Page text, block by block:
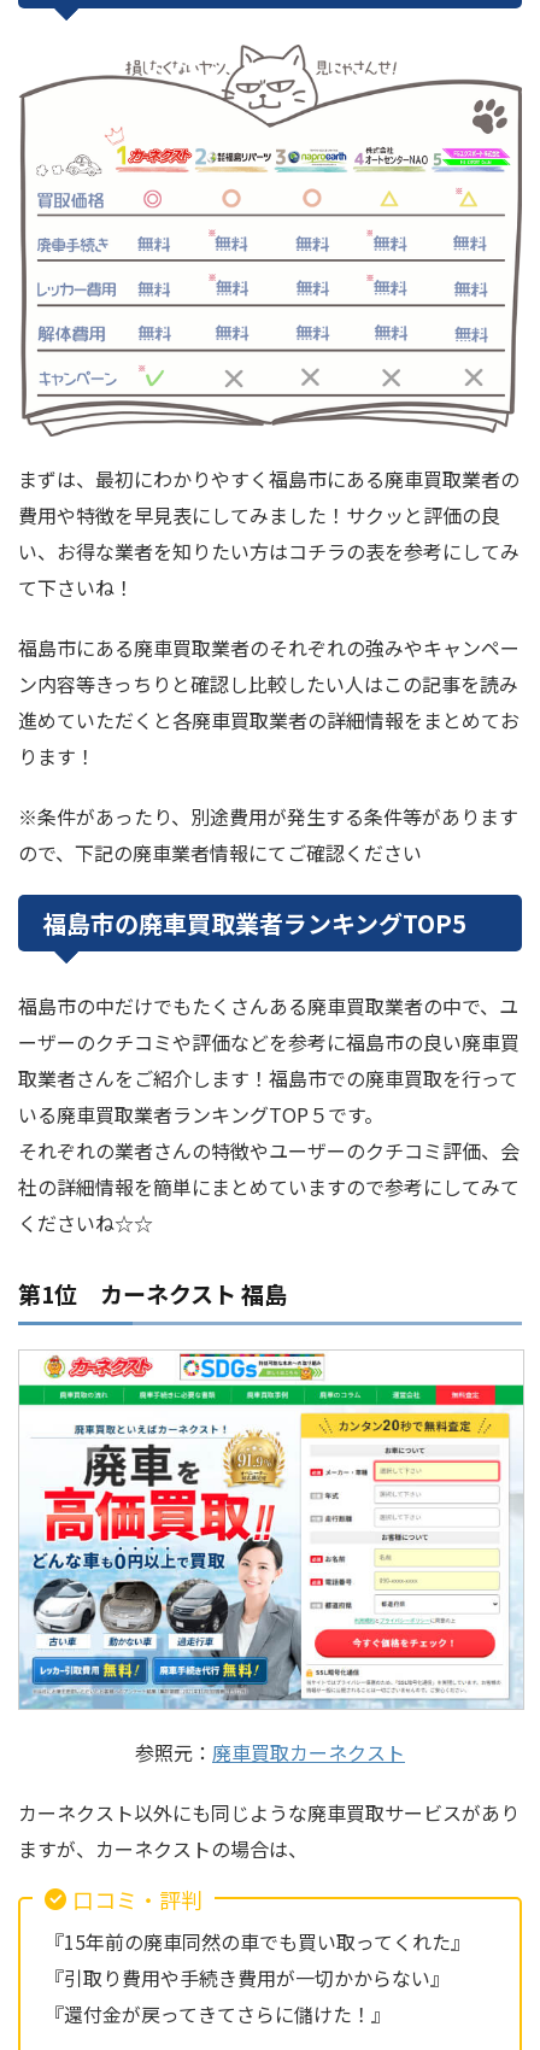
まずは、最初にわかりやすく福島市にある廃車買取業者の
費用や特徴を早見表にしてみました！サクッと評価の良
い、お得な業者を知りたい方はコチラの表を参考にしてみ
て下さいね！
福島市にある廃車買取業者のそれぞれの強みやキャンペー
ン内容等きっちりと確認し比較したい人はこの記事を読み
進めていただくと各廃車買取業者の詳細情報をまとめてお
ります！
※条件があったり、別途費用が発生する条件等があります
ので、下記の廃車業者情報にてご確認ください
福島市の廃車買取業者ランキングTOP5
福島市の中だけでもたくさんある廃車買取業者の中で、ユ
ーザーのクチコミや評価などを参考に福島市の良い廃車買
取業者さんをご紹介します！福島市での廃車買取を行って
いる廃車買取業者ランキングTOP５です。
それぞれの業者さんの特徴やユーザーのクチコミ評価、会
社の詳細情報を簡単にまとめていますので参考にしてみて
くださいね☆☆
第1位 カーネクスト 福島
参照元： 廃車買取カーネクスト
カーネクスト以外にも同じような廃車買取サービスがあり
ますが、カーネクストの場合は、
口コミ・評判
『15年前の廃車同然の車でも買い取ってくれた』
『引取り費用や手続き費用が一切かからない』
『還付金が戻ってきてさらに儲けた！』